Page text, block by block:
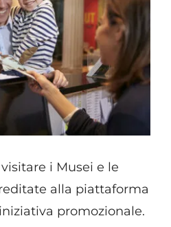
i Musei e le
alla piattaforma
promozionale.